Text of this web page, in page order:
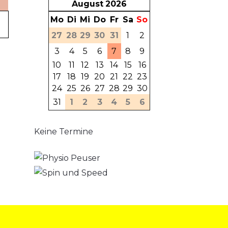
August 2026
Mo Di Mi Do Fr Sa So
27 28 29 30 31 1
2
3
4 5 6 7 8
9
10
11 12 13 14 15
16
17
18 19 20 21 22 23
24 25 26 27 28 29 30
31
1 2 3 4 5 6
Keine Termine